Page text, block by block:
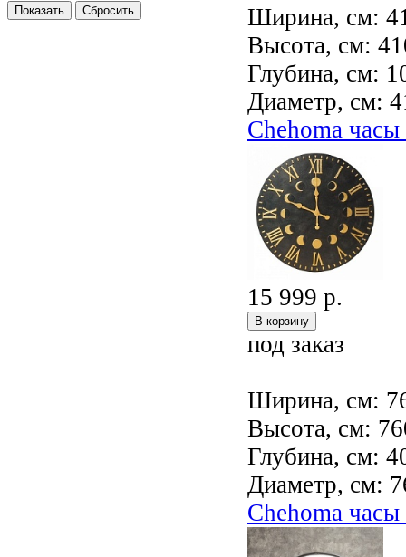
Ширина, см:
Высота, см:
Глубина, см:
Диаметр, см:
Chehoma
15 999 р.
под заказ
Ширина, см:
Высота, см:
Глубина, см:
Диаметр, см:
Chehoma